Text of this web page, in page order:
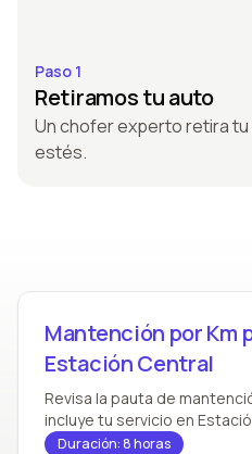
Paso 1
Retiramos tu auto
Un chofer experto retira
estés.
Mantención por Km
Estación Central
Revisa la pauta de
incluye tu servicio en
Duración: 8 horas